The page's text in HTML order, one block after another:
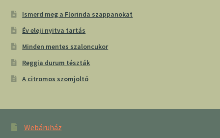
Ismerd meg a Florinda szappanokat
Év eleji nyitva tartás
Minden mentes szaloncukor
Reggia durum tészták
A citromos szomjoltó
Webáruház